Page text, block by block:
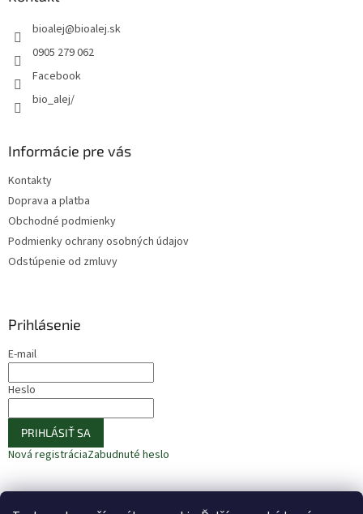
bioalej@bioalej.sk
0905 279 062
Facebook
bio_alej/
Informácie pre vás
Kontakty
Doprava a platba
Obchodné podmienky
Podmienky ochrany osobných údajov
Odstúpenie od zmluvy
Prihlásenie
E-mail
Heslo
PRIHLÁSIŤ SA
Nová registráciaZabudnuté heslo